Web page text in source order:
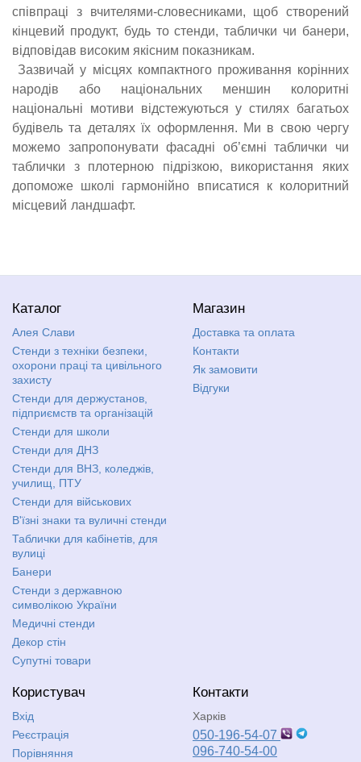
співпраці з вчителями-словесниками, щоб створений
кінцевий продукт, будь то стенди, таблички чи банери,
відповідав високим якісним показникам.
Зазвичай у місцях компактного проживання корінних
народів або національних меншин колоритні
національні мотиви відстежуються у стилях багатьох
будівель та деталях їх оформлення. Ми в свою чергу
можемо запропонувати фасадні об’ємні таблички чи
таблички з плотерною підрізкою, використання яких
допоможе школі гармонійно вписатися к колоритний
місцевий ландшафт.
Каталог
Алея Слави
Стенди з техніки безпеки,
охорони праці та цивільного
захисту
Стенди для держустанов,
підприємств та організацій
Стенди для школи
Стенди для ДНЗ
Стенди для ВНЗ, коледжів,
училищ, ПТУ
Стенди для військових
В'їзні знаки та вуличні стенди
Таблички для кабінетів, для
вулиці
Банери
Стенди з державною
символікою України
Медичні стенди
Декор стін
Супутні товари
Магазин
Доставка та оплата
Контакти
Як замовити
Відгуки
Користувач
Вхід
Реєстрація
Порівняння
Контакти
Харків
050-196-54-07
096-740-54-00